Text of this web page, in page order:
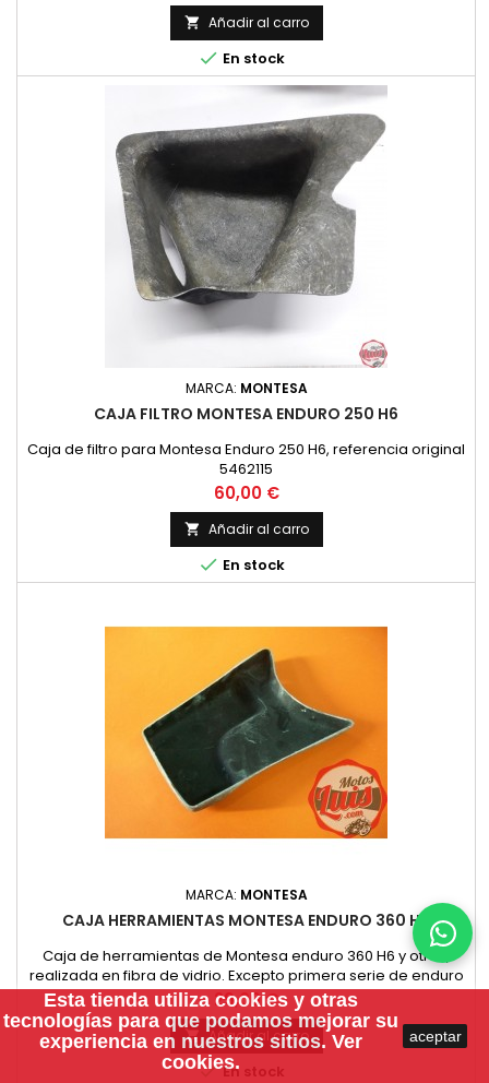
 Añadir al carro
 En stock
MARCA: MONTESA
CAJA FILTRO MONTESA ENDURO 250 H6
Caja de filtro para Montesa Enduro 250 H6, referencia original
5462115
Precio
60,00 €
 Añadir al carro
 En stock
MARCA: MONTESA
CAJA HERRAMIENTAS MONTESA ENDURO 360 H6
Caja de herramientas de Montesa enduro 360 H6 y otras,
realizada en fibra de vidrio. Excepto primera serie de enduro
360h6 de deposito rojo abultado en los laterales. Valida para
Montesa Enduro H6 Amarilla o Blanca
Precio
29,00 €
 Añadir al carro
En stock
Esta tienda utiliza cookies y otras
tecnologías para que podamos mejorar su
experiencia en nuestros sitios. Ver
cookies.
aceptar